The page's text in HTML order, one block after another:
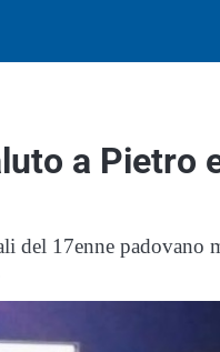
a Pietro
del 17enne padovano